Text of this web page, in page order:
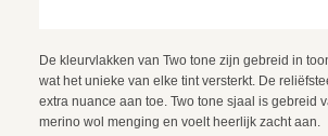
De kleurvlakken van Two tone zijn gebreid in
wat het unieke van elke tint versterkt. De
extra nuance aan toe. Two tone sjaal is gebreid
merino wol menging en voelt heerlijk zacht aan.